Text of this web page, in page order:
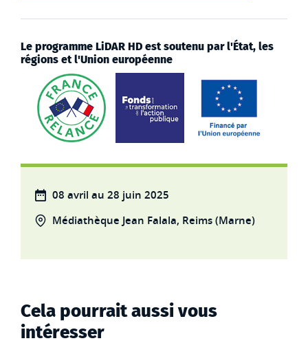
08 avril au 28 juin 2025
Médiathèque Jean Falala, Reims (Marne)
Le programme LiDAR HD est soutenu par l'État, les
régions et l'Union européenne
Cela pourrait aussi vous
intéresser